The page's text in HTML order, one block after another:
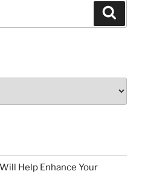
Help Enhance Your